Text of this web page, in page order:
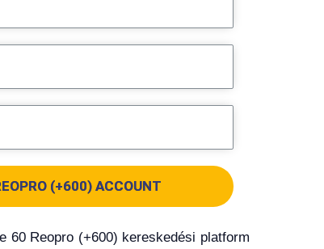
(+600) ACCOUNT
60 Reopro (+600) kereskedési platform